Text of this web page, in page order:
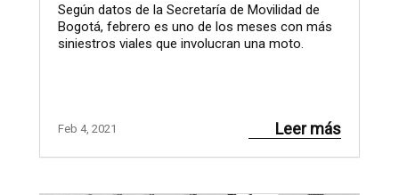
Según datos de la Secretaría de Movilidad de
Bogotá, febrero es uno de los meses con más
siniestros viales que involucran una moto.
Feb 4, 2021 Leer más